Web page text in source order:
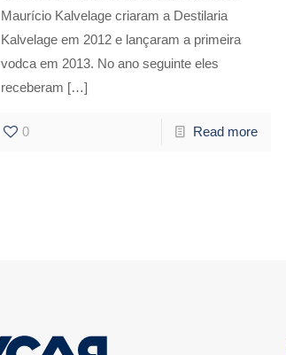
Maurício Kalvelage criaram a Destilaria
Kalvelage em 2012 e lançaram a primeira
vodca em 2013. No ano seguinte eles
receberam […]
0 Read more